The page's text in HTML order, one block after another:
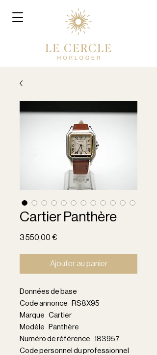
Cartier Panthère
3 550,00 €Prix
Ajouter au panier
Données de base
Code annonce RS8X95
Marque Cartier
Modèle Panthère
Numéro de référence 183957
Code personnel du professionnel